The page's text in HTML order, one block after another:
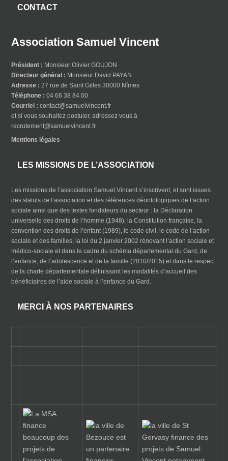
CONTACT
Association Samuel Vincent
Président : Monsieur Olivier GOUJON
Directeur général : Monsieur David PAYAN
Adresse :27 rue de Saint Gilles 30000 Nîmes
Téléphone :04 66 38 84 00
Courriel :contact@samuelvincent.fr
et si vous souhaitez postuler, adressez vous à
recrutement@samuelvincent.fr
Mentions légales
LES MISSIONS DE L’ASSOCIATION
Les missions de l’association Samuel Vincent s’inscrivent, et sont issues
des statuts de l’association et des références déontologiques de l’action
sociale ainsi que des textes fondateurs du secteur : la Déclaration
universelle des droits de l’homme (1948), la Constitution française, la
convention des droits de l’enfant (1989), le code civil, le code de l’action
sociale et des familles, la loi du 2 janvier 2002 rénovant l’action sociale et
médico-sociale et dans le cadre du schéma départemental du Gard, de
l’enfance, de l’adolescence et de la famille (2010/2015) et dans le respect
de la charte départementale définissant les modalités d’accueil des
bénéficiaires de l’aide sociale à l’enfance du Gard.
MERCI À NOS PARTENAIRES